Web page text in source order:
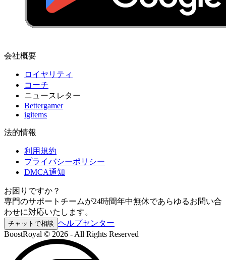
会社概要
ロイヤリティ
コーチ
ニュースレター
Bettergamer
igitems
法的情報
利用規約
プライバシーポリシー
DMCA通知
お困りですか？
専門のサポートチームが24時間年中無休であらゆるお問い合
わせに対応いたします。
チャットで相談 ヘルプセンター
BoostRoyal © 2026 - All Rights Reserved